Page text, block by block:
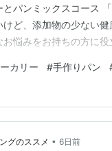
とパンミックスコース
けど、添加物の少ない
悩みをお持ちの方に役
と良い方法はないかな
？この罪悪感を解決し
するおすすめのホーム
クトベーカリーとパン
この記事でわかること
カリー #手作りパン
グのススメ • 6日前